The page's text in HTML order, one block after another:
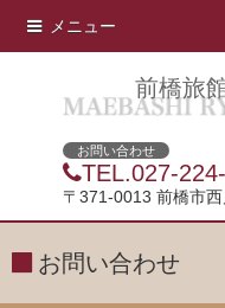
前橋旅
お問い合わせ
TEL.027-
〒371-0013 前橋市
メニュー
お問い合わせ